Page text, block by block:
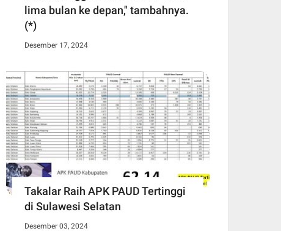
lima bulan ke depan," tambahnya.
(*)
Desember 17, 2024
Takalar Raih APK PAUD Tertinggi
di Sulawesi Selatan
Desember 03, 2024